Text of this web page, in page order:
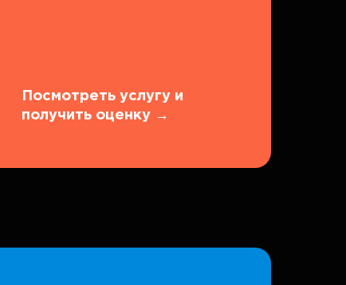
Посмотреть услугу и
получить оценку →